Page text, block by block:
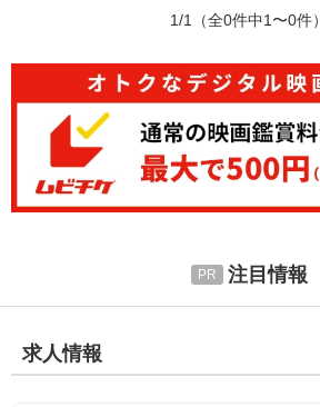
1/1 （全0件中1〜0件）
注目情報
求人情報